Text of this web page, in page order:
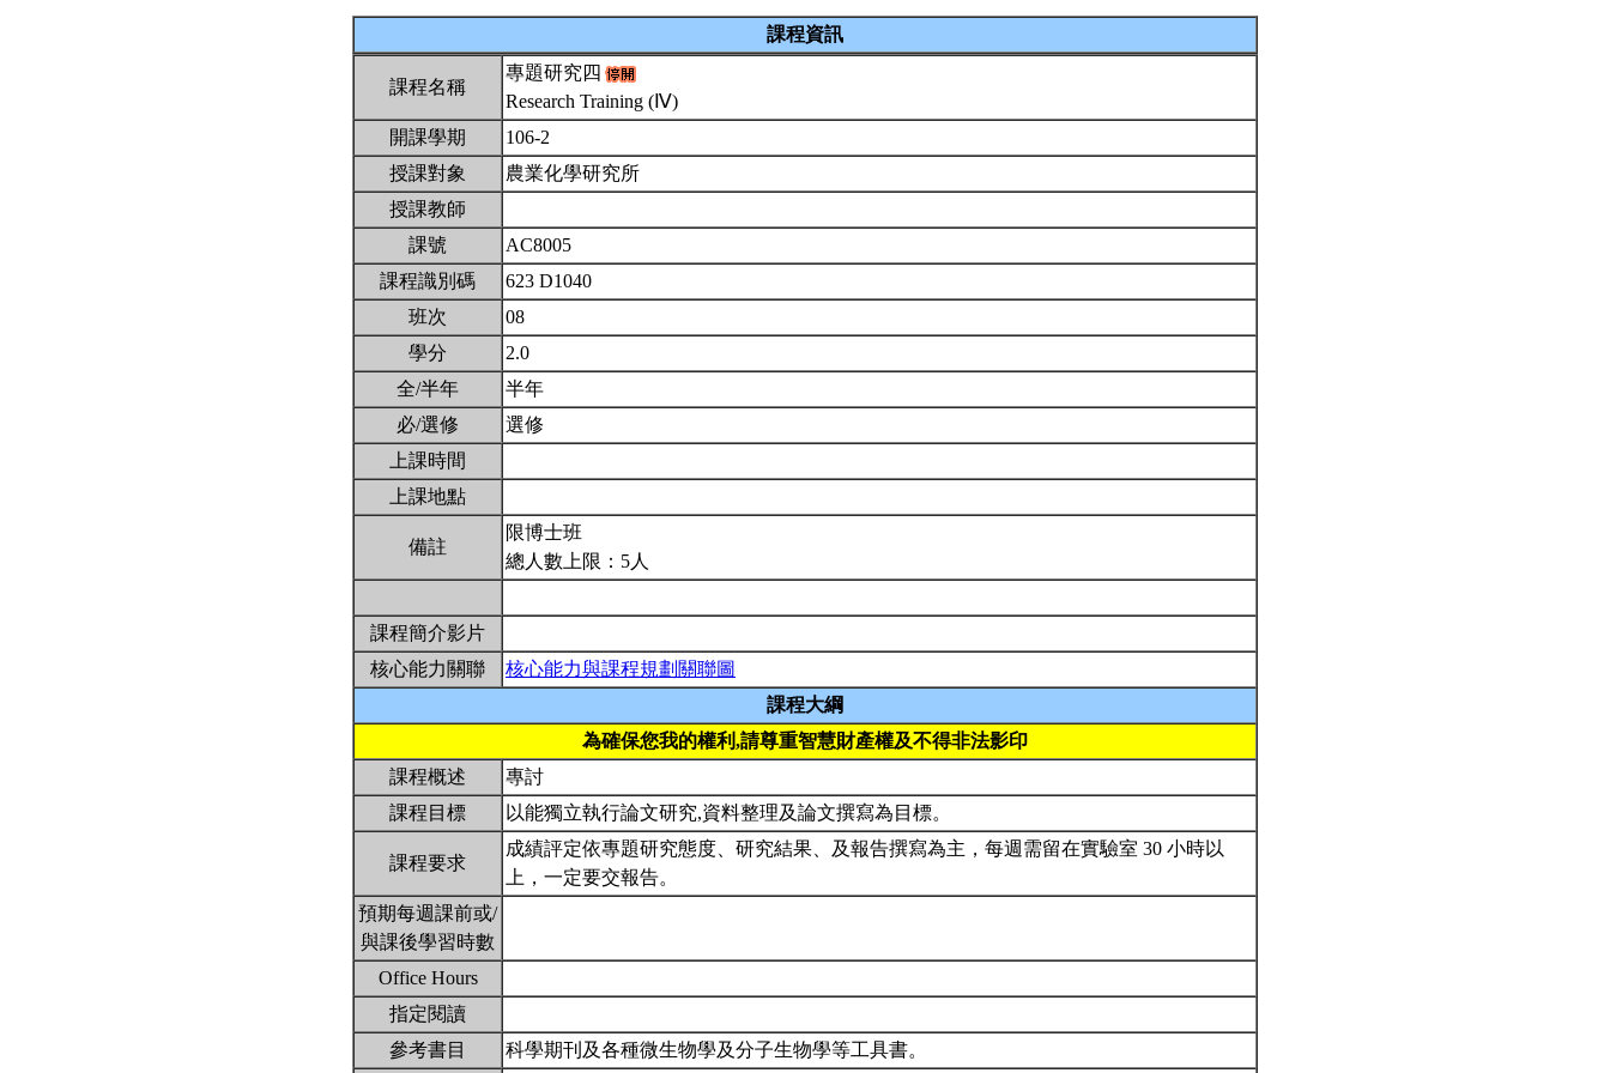
課程資訊
課程名稱
專題研究四
Research Training (Ⅳ)
開課學期
106-2
授課對象
農業化學研究所
授課教師
課號
AC8005
課程識別碼
623 D1040
班次
08
學分
2.0
全/半年
半年
必/選修
選修
上課時間
上課地點
備註
限博士班
總人數上限：5人
課程簡介影片
核心能力關聯
核心能力與課程規劃關聯圖
課程大綱
為確保您我的權利,請尊重智慧財產權及不得非法影印
課程概述
專討
課程目標
以能獨立執行論文研究,資料整理及論文撰寫為目標。
課程要求
成績評定依專題研究態度、研究結果、及報告撰寫為主，每週需留在實驗室 30 小時以
上，一定要交報告。
預期每週課前或/
與課後學習時數
Office Hours
指定閱讀
參考書目
科學期刊及各種微生物學及分子生物學等工具書。